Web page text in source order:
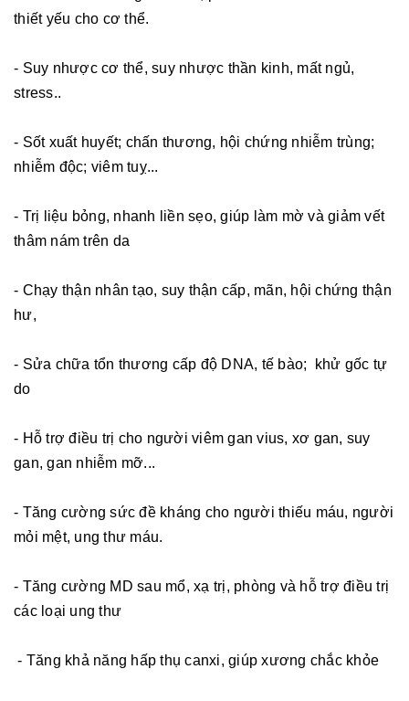
thiết yếu cho cơ thể.
- Suy nhược cơ thể, suy nhược thần kinh, mất ngủ,
stress..
- Sốt xuất huyết; chấn thương, hội chứng nhiễm trùng;
nhiễm độc; viêm tuỵ...
- Trị liệu bỏng, nhanh liền sẹo, giúp làm mờ và giảm vết
thâm nám trên da
- Chạy thận nhân tạo, suy thận cấp, mãn, hội chứng thận
hư,
- Sửa chữa tổn thương cấp độ DNA, tế bào; khử gốc tự
do
- Hỗ trợ điều trị cho người viêm gan vius, xơ gan, suy
gan, gan nhiễm mỡ...
- Tăng cường sức đề kháng cho người thiếu máu, người
mỏi mệt, ung thư máu.
- Tăng cường MD sau mổ, xạ trị, phòng và hỗ trợ điều trị
các loại ung thư
- Tăng khả năng hấp thụ canxi, giúp xương chắc khỏe